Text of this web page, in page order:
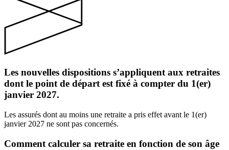
Les nouvelles dispositions s’appliquent aux retraites
dont le point de départ est fixé à compter du 1(er)
janvier 2027.
Les assurés dont au moins une retraite a pris effet avant le 1(er)
janvier 2027 ne sont pas concernés.
Comment calculer sa retraite en fonction de son âge